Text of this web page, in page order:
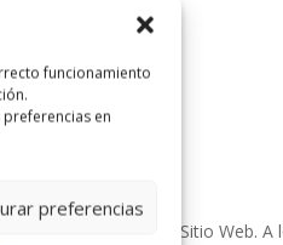
funcionamiento
en
preferencias
y la utilización del Sitio Web.